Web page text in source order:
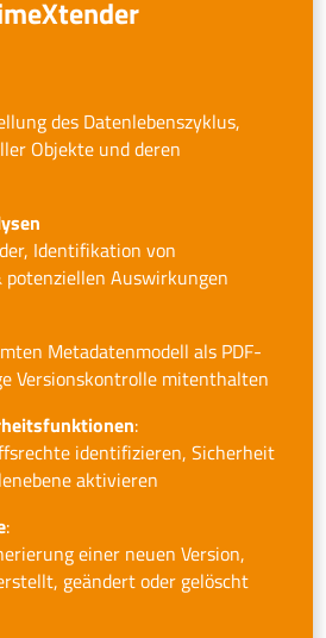
des Datenlebenszyklus,
Objekte und deren
Identifikation von
Auswirkungen
Metadatenmodell als PDF-
Versionskontrolle mitenthalten
:
identifizieren, Sicherheit
aktivieren
:
einer neuen Version,
geändert oder gelöscht